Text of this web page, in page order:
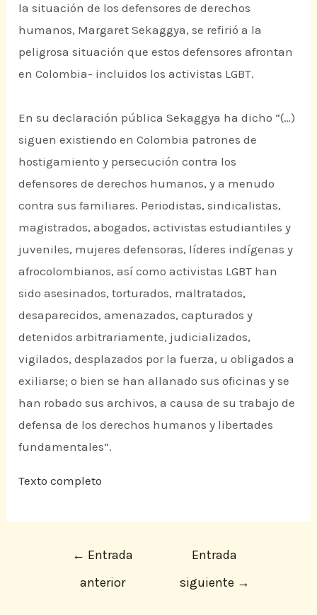
la situación de los defensores de derechos
humanos, Margaret Sekaggya, se refirió a la
peligrosa situación que estos defensores afrontan
en Colombia- incluidos los activistas LGBT.
En su declaración pública Sekaggya ha dicho “(…)
siguen existiendo en Colombia patrones de
hostigamiento y persecución contra los
defensores de derechos humanos, y a menudo
contra sus familiares. Periodistas, sindicalistas,
magistrados, abogados, activistas estudiantiles y
juveniles, mujeres defensoras, líderes indígenas y
afrocolombianos, así como activistas LGBT han
sido asesinados, torturados, maltratados,
desaparecidos, amenazados, capturados y
detenidos arbitrariamente, judicializados,
vigilados, desplazados por la fuerza, u obligados a
exiliarse; o bien se han allanado sus oficinas y se
han robado sus archivos, a causa de su trabajo de
defensa de los derechos humanos y libertades
fundamentales“.
Texto completo
← Entrada
anterior
Entrada
siguiente →